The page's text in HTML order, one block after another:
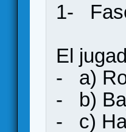
1-
El
- a)
- b)
- c)